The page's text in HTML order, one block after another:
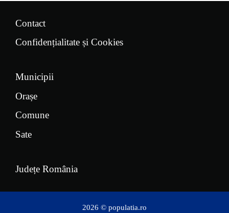
Contact
Confidențialitate și Cookies
Municipii
Orașe
Comune
Sate
Județe România
2026 © populatia.ro